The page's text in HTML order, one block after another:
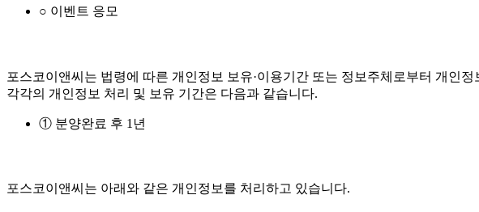
○ 이벤트 응모
포스코이앤씨는 법령에 따른 개인정보 보유·이용기간 또는 정보주체로부터 개인
각각의 개인정보 처리 및 보유 기간은 다음과 같습니다.
① 분양완료 후 1년
포스코이앤씨는 아래와 같은 개인정보를 처리하고 있습니다.